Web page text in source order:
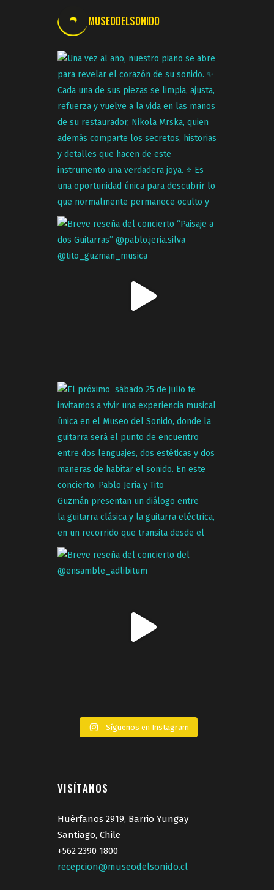
MUSEODELSONIDO
Síguenos en Instagram
VISÍTANOS
Huérfanos 2919, Barrio Yungay
Santiago, Chile
+562 2390 1800
recepcion@museodelsonido.cl